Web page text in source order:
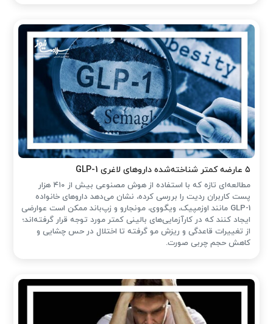
۵ عارضه کمتر شناخته‌شده داروهای لاغری GLP-1
مطالعه‌ای تازه که با استفاده از هوش مصنوعی بیش از ۴۱۰ هزار
پست کاربران ردیت را بررسی کرده، نشان می‌دهد داروهای خانواده
GLP-1 مانند اوزمپیک، ویگووی، مونجارو و زپ‌باند ممکن است عوارضی
ایجاد کنند که در کارآزمایی‌های بالینی کمتر مورد توجه قرار گرفته‌اند؛
از تغییرات قاعدگی و ریزش مو گرفته تا اختلال در حس چشایی و
کاهش حجم چربی صورت.